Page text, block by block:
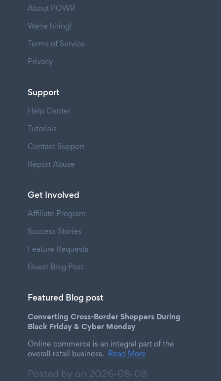
About POWR
We're hiring!
Terms of Service
Privacy
Support
Help Center
Tutorials
Contact Support
Report Abuse
Get Involved
Affiliate Program
Success Stories
Feature Requests
Guest Blog Post
Featured Blog post
Converting Cross-Border Shoppers During
Black Friday & Cyber Monday
Online commerce is an integral part of the
overall retail business. Read More
Posted by on 2026-08-08